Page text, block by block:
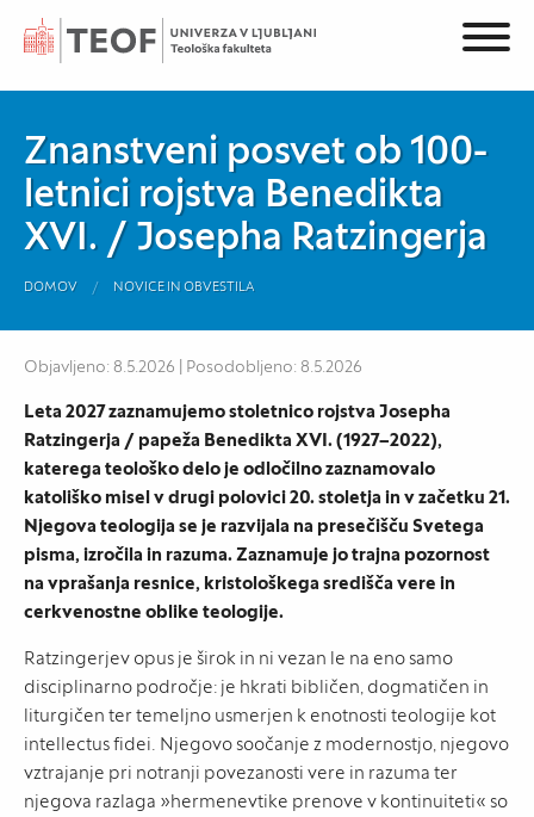
Znanstveni posvet ob 100-
letnici rojstva Benedikta
XVI. / Josepha Ratzingerja
DOMOV NOVICE IN OBVESTILA
Objavljeno: 8.5.2026 | Posodobljeno: 8.5.2026
Leta 2027 zaznamujemo stoletnico rojstva Josepha
Ratzingerja / papeža Benedikta XVI. (1927–2022),
katerega teološko delo je odločilno zaznamovalo
katoliško misel v drugi polovici 20. stoletja in v začetku 21.
Njegova teologija se je razvijala na presečišču Svetega
pisma, izročila in razuma. Zaznamuje jo trajna pozornost
na vprašanja resnice, kristološkega središča vere in
cerkvenostne oblike teologije.
Ratzingerjev opus je širok in ni vezan le na eno samo
disciplinarno področje: je hkrati bibličen, dogmatičen in
liturgičen ter temeljno usmerjen k enotnosti teologije kot
intellectus fidei. Njegovo soočanje z modernostjo, njegovo
vztrajanje pri notranji povezanosti vere in razuma ter
njegova razlaga »hermenevtike prenove v kontinuiteti« so